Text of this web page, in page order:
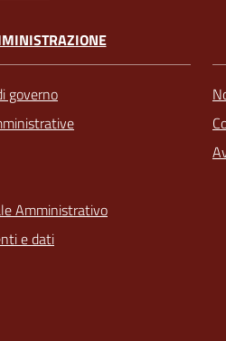
governo
Amministrativo
e dati